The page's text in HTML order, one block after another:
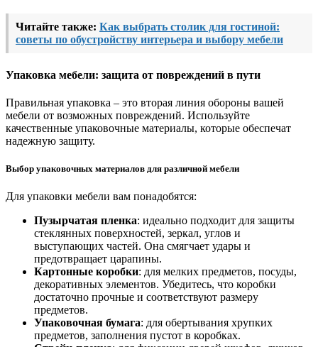
Читайте также: Как выбрать столик для гостиной:
советы по обустройству интерьера и выбору мебели
Упаковка мебели: защита от повреждений в пути
Правильная упаковка – это вторая линия обороны вашей
мебели от возможных повреждений. Используйте
качественные упаковочные материалы, которые обеспечат
надежную защиту.
Выбор упаковочных материалов для различной мебели
Для упаковки мебели вам понадобятся:
Пузырчатая пленка: идеально подходит для защиты
стеклянных поверхностей, зеркал, углов и
выступающих частей. Она смягчает удары и
предотвращает царапины.
Картонные коробки: для мелких предметов, посуды,
декоративных элементов. Убедитесь, что коробки
достаточно прочные и соответствуют размеру
предметов.
Упаковочная бумага: для обертывания хрупких
предметов, заполнения пустот в коробках.